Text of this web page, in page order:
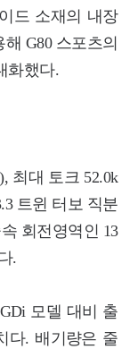
드 소재의 내장
G80 스포츠의
화했다.
최대 토크 52.0k
트윈 터보 직분
회전영역인 13
.
모델 대비 출
다. 배기량은 줄